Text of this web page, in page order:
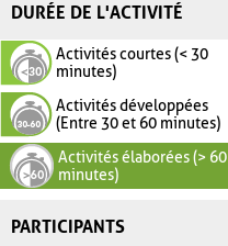
DURÉE DE L'ACTIVITÉ
Activités courtes (< 30
minutes)
Activités développées
(Entre 30 et 60 minutes)
Activités élaborées (> 60
minutes)
PARTICIPANTS